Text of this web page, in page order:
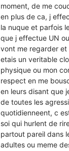
moment, de me
en plus de ca, j
la nuque et parfois
que j effectue UN
vont me regarder et
etais un veritable
physique ou mon
respect en me
en leurs disant que
de toutes les
quotidienneent, c
soi qui hurlent de
partout pareil dans
adultes ou meme